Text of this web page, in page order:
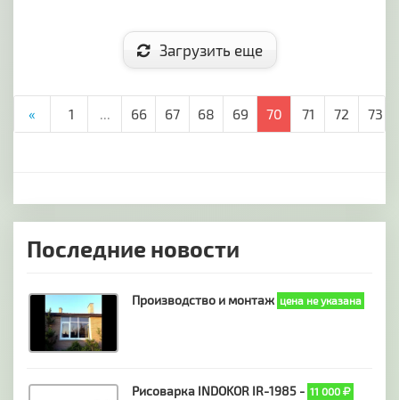
Загрузить еще
« 1 ... 66 67 68 69 70 71 72 73
Последние новости
Производство и монтаж цена не указана
Рисоварка INDOKOR IR-1985 - 11 000